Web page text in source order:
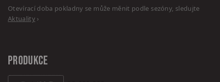
Otevírací doba pokladny se může měnit podle sezóny, sledujte
Aktuality›
PRODUKCE